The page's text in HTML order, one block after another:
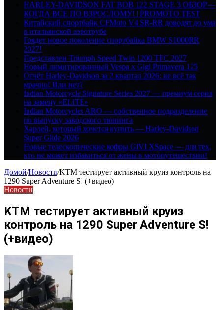
HARLEY-DAVIDSON FAT BOB 122 STAGE 3 ОБЗОР—
КОГДА ВСЕ ПО ВЗРОСЛОМУ! | PROMOTO TEST
Китайский спортбайк CFMoto V4 SR-RR доводят до ума
в итальянской аэротрубе
Грядет новое поколение спортбайка BMW S1000RR
2027!
Представлен Triumph Speed Twin 1200 TFC 2027
Новый лимитированный Vespa x Gigi Primavera 125
Отчёт Harley-Davidson за 2 квартал 2026: не всё так
мрачно! Или нет?
Indian Motorcycle Signature Series 2027 — премиум серия
на замену «ELITE»
Indian Motorcycles ARO — собственное подразделение
по выпуску заводского тюнинга
Харлей, который хочется купить — Harley-Davidson
Super Glide 2026
Новые телескопические кофры GIVI XSpace — для тех,
кто не может избавиться от жены в мотопутешествии!
Домой/Новости/KTM тестирует активный круиз контроль на
1290 Super Adventure S! (+видео)
Новости
KTM тестирует активный круиз
контроль на 1290 Super Adventure S!
(+видео)